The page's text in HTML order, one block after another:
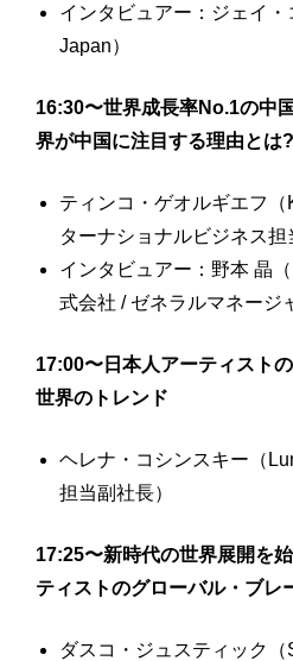
インタビュアー：ジェイ
Japan）
16:30〜世界成長率No.1の中
界が中国に注目する理由とは?
ティンコ・ゲオルギエフ
ターナショナルビジネス担
インタビュアー：野本 晶
式会社 / ゼネラルマネージ
17:00〜日本人アーティスト
世界のトレンド
ヘレナ・コシンスキー（
担当副社長）
17:25〜新時代の世界展開を
ティストのグローバル・ブレ
ダスコ・ジュスティック